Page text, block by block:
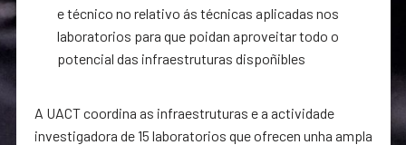
e técnico no relativo ás técnicas aplicadas nos
laboratorios para que poidan aproveitar todo o
potencial das infraestruturas dispoñibles
A UACT coordina as infraestruturas e a actividade
investigadora de 15 laboratorios que ofrecen unha ampla